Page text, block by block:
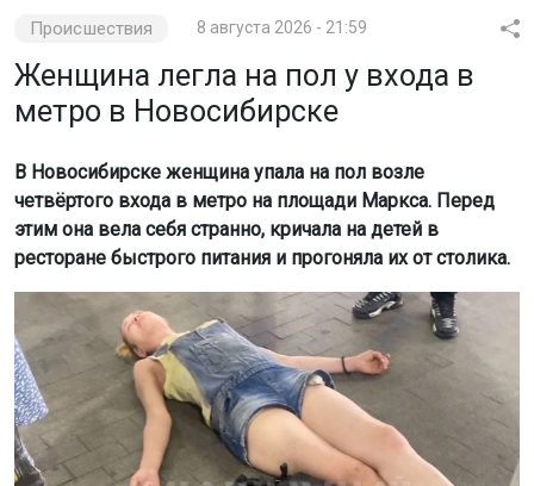
Происшествия 8 августа 2026 - 21:59
Женщина легла на пол у входа в
метро в Новосибирске
В Новосибирске женщина упала на пол возле
четвёртого входа в метро на площади Маркса. Перед
этим она вела себя странно, кричала на детей в
ресторане быстрого питания и прогоняла их от столика.